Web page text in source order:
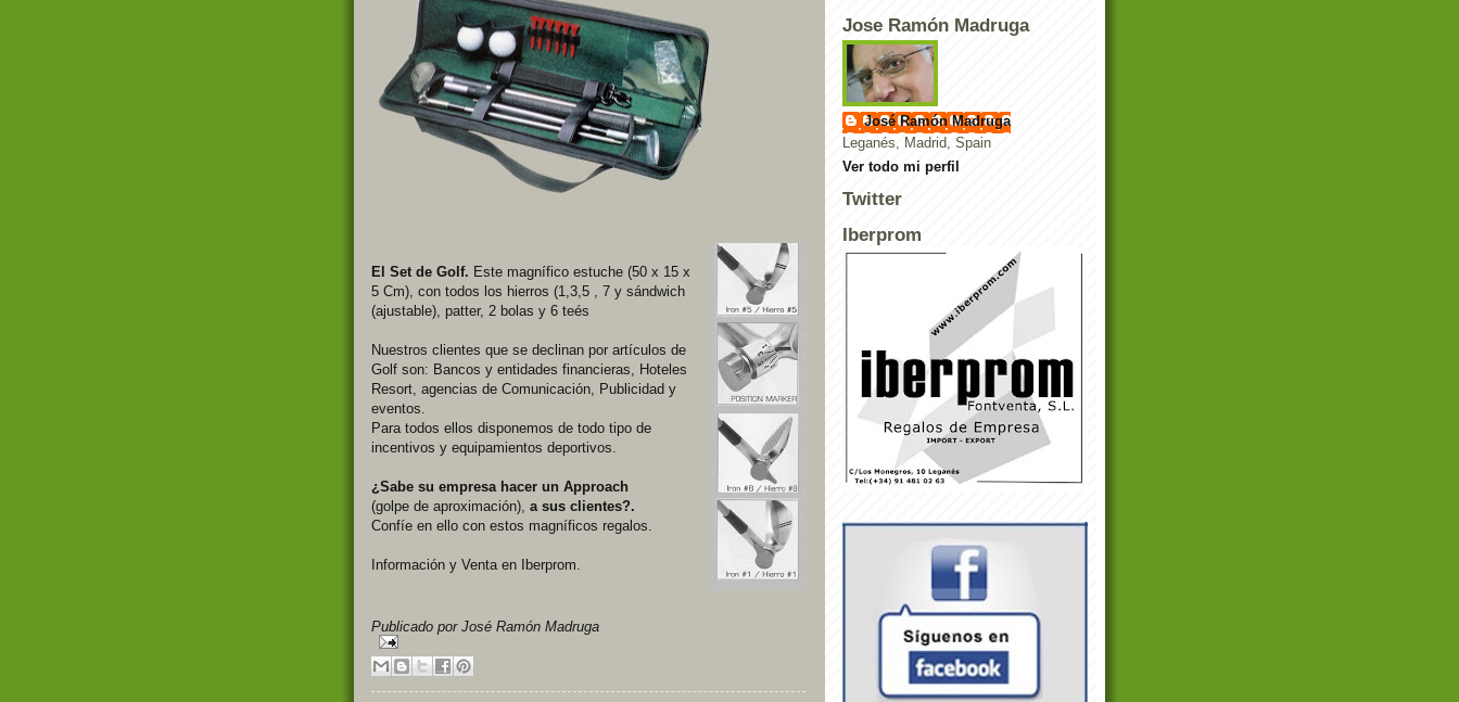
El Set de Golf. Este magnífico estuche (50 x 15 x
5 Cm), con todos los hierros (1,3,5 , 7 y sándwich
(ajustable), patter, 2 bolas y 6 teés
Nuestros clientes que se declinan por artículos de
Golf son: Bancos y entidades financieras, Hoteles
Resort, agencias de Comunicación, Publicidad y
eventos.
Para todos ellos disponemos de todo tipo de
incentivos y equipamientos deportivos.
¿Sabe su empresa hacer un Approach
(golpe de aproximación), a sus clientes?.
Confíe en ello con estos magníficos regalos.
Información y Venta en Iberprom.
Publicado por José Ramón Madruga
Jose Ramón Madruga
José Ramón Madruga
Leganés, Madrid, Spain
Ver todo mi perfil
Twitter
Iberprom